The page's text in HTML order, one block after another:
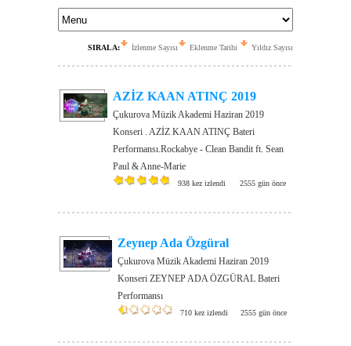
SIRALA: İzlenme Sayısı Eklenme Tarihi Yıldız Sayısı
AZİZ KAAN ATINÇ 2019
Çukurova Müzik Akademi Haziran 2019
Konseri . AZİZ KAAN ATINÇ Bateri
Performansı.Rockabye - Clean Bandit ft. Sean
Paul & Anne-Marie
938 kez izlendi 2555 gün önce
Zeynep Ada Özgüral
Çukurova Müzik Akademi Haziran 2019
Konseri ZEYNEP ADA ÖZGÜRAL Bateri
Performansı
710 kez izlendi 2555 gün önce